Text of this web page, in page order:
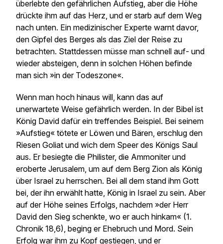
überlebte den gefährlichen Aufstieg, aber die Höhe
drückte ihm auf das Herz, und er starb auf dem Weg
nach unten. Ein medizinischer Experte warnt davor,
den Gipfel des Berges als das Ziel der Reise zu
betrachten. Stattdessen müsse man schnell auf- und
wieder absteigen, denn in solchen Höhen befinde
man sich »in der Todeszone«.
Wenn man hoch hinaus will, kann das auf
unerwartete Weise gefährlich werden. In der Bibel ist
König David dafür ein treffendes Beispiel. Bei seinem
»Aufstieg« tötete er Löwen und Bären, erschlug den
Riesen Goliat und wich dem Speer des Königs Saul
aus. Er besiegte die Philister, die Ammoniter und
eroberte Jerusalem, um auf dem Berg Zion als König
über Israel zu herrschen. Bei all dem stand ihm Gott
bei, der ihn erwählt hatte, König in Israel zu sein. Aber
auf der Höhe seines Erfolgs, nachdem »der Herr
David den Sieg schenkte, wo er auch hinkam« (1.
Chronik 18,6), beging er Ehebruch und Mord. Sein
Erfolg war ihm zu Kopf gestiegen, und er